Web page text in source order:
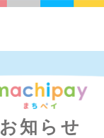
お知らせ